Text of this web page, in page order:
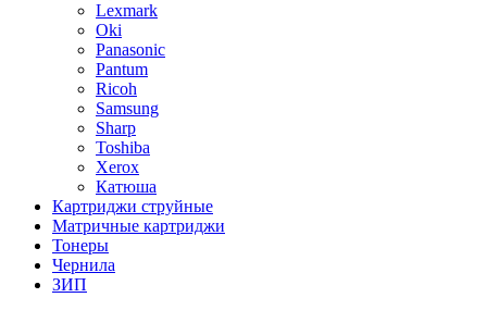
Lexmark
Oki
Panasonic
Pantum
Ricoh
Samsung
Sharp
Toshiba
Xerox
Катюша
Картриджи струйные
Матричные картриджи
Тонеры
Чернила
ЗИП